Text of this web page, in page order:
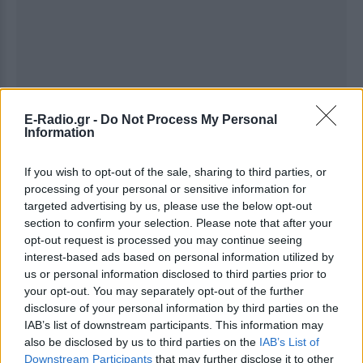
E-Radio.gr - Do Not Process My Personal
Information
If you wish to opt-out of the sale, sharing to third parties, or
processing of your personal or sensitive information for
targeted advertising by us, please use the below opt-out
section to confirm your selection. Please note that after your
opt-out request is processed you may continue seeing
interest-based ads based on personal information utilized by
us or personal information disclosed to third parties prior to
your opt-out. You may separately opt-out of the further
disclosure of your personal information by third parties on the
IAB’s list of downstream participants. This information may
also be disclosed by us to third parties on the IAB’s List of
Downstream Participants that may further disclose it to other
Ακολουθήστε το E-Radio.gr στοGoogle News
και μάθετε πρώτοιτα πιο hot νέα.
Εσύ μπήκες στο E-Daily.gr; Τα νέα της ημέρας
και ότι σου κάνει κλικ!
Ακολουθήστε το E-Radio.gr και στο Instagram
ΔΙΑΦΗΜΙΣΗ